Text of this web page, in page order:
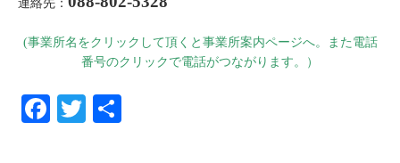
(事業所名をクリックして頂くと事業所案内ページへ。また電話
番号のクリックで電話がつながります。）
FacebookTwitter